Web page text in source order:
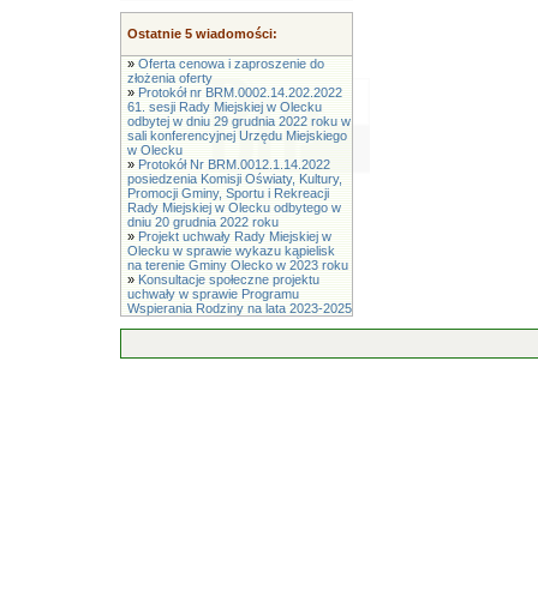
Ostatnie 5 wiadomości:
» Oferta cenowa i zaproszenie do
złożenia oferty
» Protokół nr BRM.0002.14.202.2022
61. sesji Rady Miejskiej w Olecku
odbytej w dniu 29 grudnia 2022 roku w
sali konferencyjnej Urzędu Miejskiego
w Olecku
» Protokół Nr BRM.0012.1.14.2022
posiedzenia Komisji Oświaty, Kultury,
Promocji Gminy, Sportu i Rekreacji
Rady Miejskiej w Olecku odbytego w
dniu 20 grudnia 2022 roku
» Projekt uchwały Rady Miejskiej w
Olecku w sprawie wykazu kąpielisk
na terenie Gminy Olecko w 2023 roku
» Konsultacje społeczne projektu
uchwały w sprawie Programu
Wspierania Rodziny na lata 2023-2025